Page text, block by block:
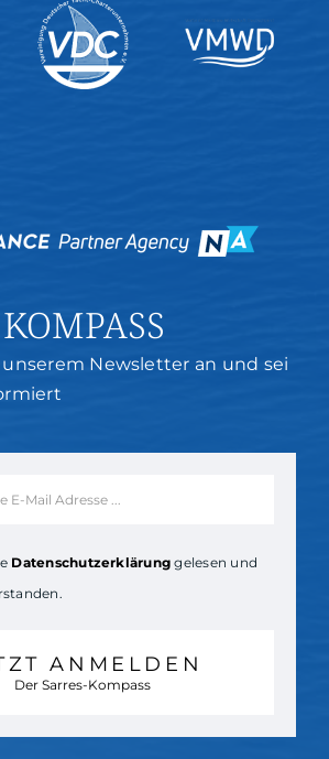
Newsletter an und sei
Datenschutzerklärung gelesen und
ANMELDEN
Der Sarres-Kompass